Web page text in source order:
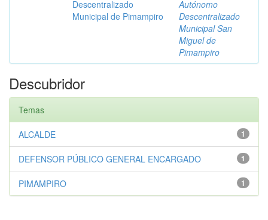
Descentralizado
Municipal de Pimampiro
Autónomo
Descentralizado
Municipal San
Miguel de
Pimampiro
Descubridor
Temas
1
ALCALDE
1
DEFENSOR PÚBLICO GENERAL ENCARGADO
1
PIMAMPIRO